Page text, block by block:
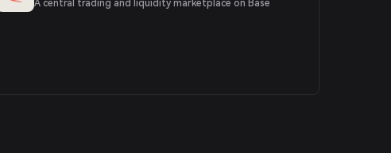
A central trading and liquidity marketplace on Base